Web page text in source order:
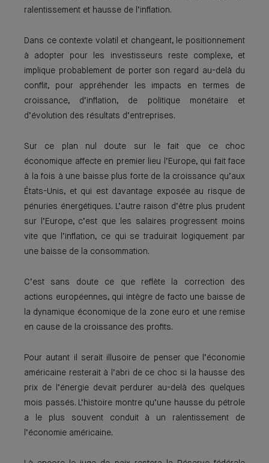
ralentissement et hausse de l’inflation.
Dans ce contexte volatil et changeant, le positionnement
à adopter pour les investisseurs reste complexe, et
implique probablement de porter son regard au-delà du
conflit, pour appréhender les impacts en termes de
croissance, d’inflation, de politique monétaire et
d’évolution des résultats d’entreprises.
Sur ce plan nul doute sur le fait que ce choc
économique affecte en premier lieu l’Europe, qui fait face
à la fois à une baisse plus forte de la croissance qu’aux
États-Unis, et qui est davantage exposée au risque de
pénuries énergétiques. L’autre raison d’être plus prudent
sur l’Europe, c’est que les salaires progressent moins
vite que l’inflation, ce qui se traduirait logiquement par
une baisse de la consommation.
C’est sans doute ce que reflète la correction des
actions européennes, qui intègre de facto une baisse de
la dynamique économique de la zone euro et une remise
en cause de la croissance des profits.
Pour autant il serait illusoire de penser que l’économie
américaine resterait à l’abri de ce choc si la hausse des
prix de l’énergie devait perdurer au-delà des quelques
mois passés. L’histoire montre qu’une hausse du pétrole
a le plus souvent conduit à un ralentissement de
l’économie américaine.